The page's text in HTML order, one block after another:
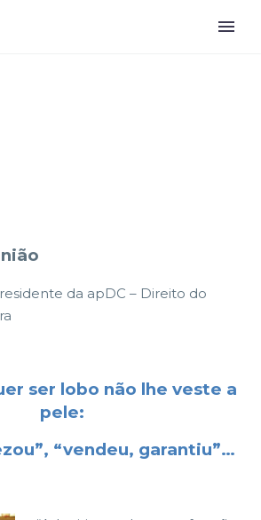
da apDC – Direito do
ser lobo não lhe veste a
pele:
“vendeu, garantiu”…